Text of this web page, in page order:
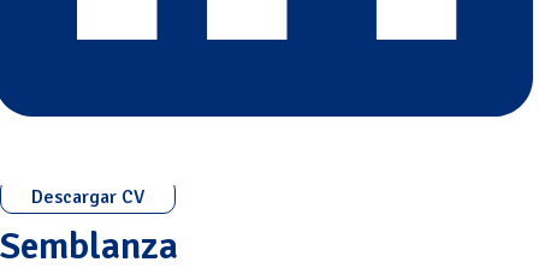
Descargar CV
Semblanza